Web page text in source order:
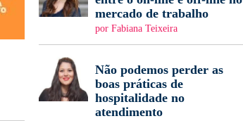
mercado de trabalho
por Fabiana Teixeira
Não podemos perder as
boas práticas de
hospitalidade no
atendimento